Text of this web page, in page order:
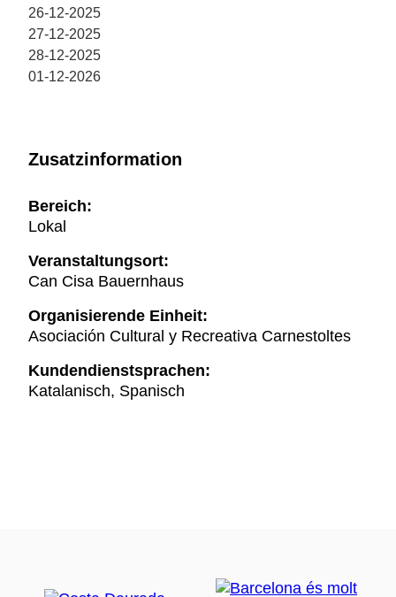
26-12-2025
27-12-2025
28-12-2025
01-12-2026
Zusatzinformation
Bereich:
Lokal
Veranstaltungsort:
Can Cisa Bauernhaus
Organisierende Einheit:
Asociación Cultural y Recreativa Carnestoltes
Kundendienstsprachen:
Katalanisch, Spanisch